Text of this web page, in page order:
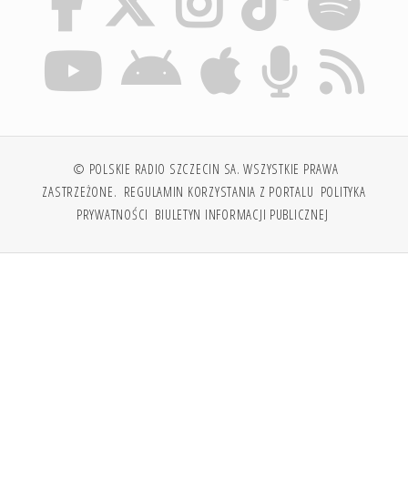
© POLSKIE RADIO SZCZECIN SA. WSZYSTKIE PRAWA
ZASTRZEŻONE. REGULAMIN KORZYSTANIA Z PORTALU POLITYKA
PRYWATNOŚCI BIULETYN INFORMACJI PUBLICZNEJ